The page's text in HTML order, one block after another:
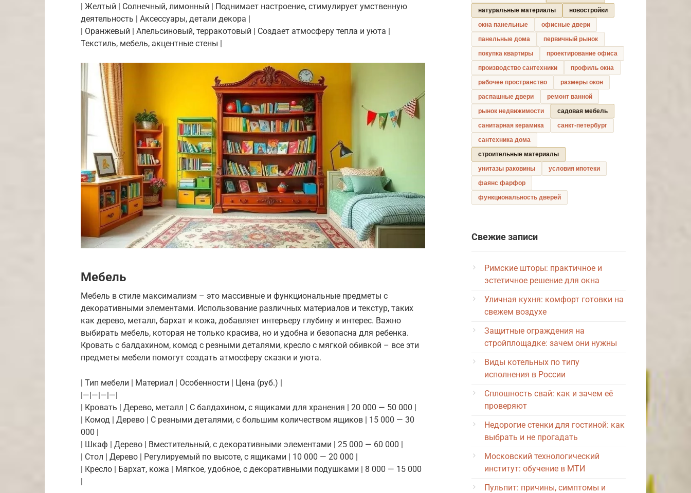
| Желтый | Солнечный, лимонный | Поднимает настроение, стимулирует умственную
деятельность | Аксессуары, детали декора |
| Оранжевый | Апельсиновый, терракотовый | Создает атмосферу тепла и уюта |
Текстиль, мебель, акцентные стены |
Мебель
Мебель в стиле максимализм – это массивные и функциональные предметы с
декоративными элементами. Использование различных материалов и текстур, таких
как дерево, металл, бархат и кожа, добавляет интерьеру глубину и интерес. Важно
выбирать мебель, которая не только красива, но и удобна и безопасна для ребенка.
Кровать с балдахином, комод с резными деталями, кресло с мягкой обивкой – все эти
предметы мебели помогут создать атмосферу сказки и уюта.
| Тип мебели | Материал | Особенности | Цена (руб.) |
|—|—|—|—|
| Кровать | Дерево, металл | С балдахином, с ящиками для хранения | 20 000 — 50 000 |
| Комод | Дерево | С резными деталями, с большим количеством ящиков | 15 000 — 30
000 |
| Шкаф | Дерево | Вместительный, с декоративными элементами | 25 000 — 60 000 |
| Стол | Дерево | Регулируемый по высоте, с ящиками | 10 000 — 20 000 |
| Кресло | Бархат, кожа | Мягкое, удобное, с декоративными подушками | 8 000 — 15 000
|
натуральные материалы
новостройки
окна панельные
офисные двери
панельные дома
первичный рынок
покупка квартиры
проектирование офиса
производство сантехники
профиль окна
рабочее пространство
размеры окон
распашные двери
ремонт ванной
рынок недвижимости
садовая мебель
санитарная керамика
санкт-петербург
сантехника дома
строительные материалы
унитазы раковины
условия ипотеки
фаянс фарфор
функциональность дверей
Свежие записи
Римские шторы: практичное и
эстетичное решение для окна
Уличная кухня: комфорт готовки на
свежем воздухе
Защитные ограждения на
стройплощадке: зачем они нужны
Виды котельных по типу
исполнения в России
Сплошность свай: как и зачем её
проверяют
Недорогие стенки для гостиной: как
выбрать и не прогадать
Московский технологический
институт: обучение в МТИ
Пульпит: причины, симптомы и